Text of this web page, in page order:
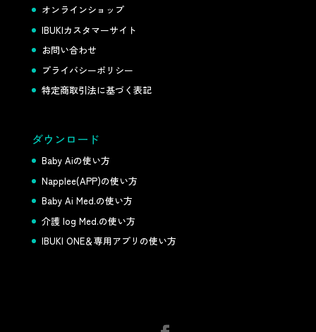
オンラインショップ
IBUKIカスタマーサイト
お問い合わせ
プライバシーポリシー
特定商取引法に基づく表記
ダウンロード
Baby Aiの使い方
Napplee(APP)の使い方
Baby Ai Med.の使い方
介護 log Med.の使い方
IBUKI ONE＆専用アプリの使い方